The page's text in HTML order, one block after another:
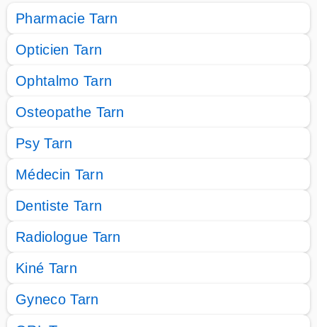
Pharmacie Tarn
Opticien Tarn
Ophtalmo Tarn
Osteopathe Tarn
Psy Tarn
Médecin Tarn
Dentiste Tarn
Radiologue Tarn
Kiné Tarn
Gyneco Tarn